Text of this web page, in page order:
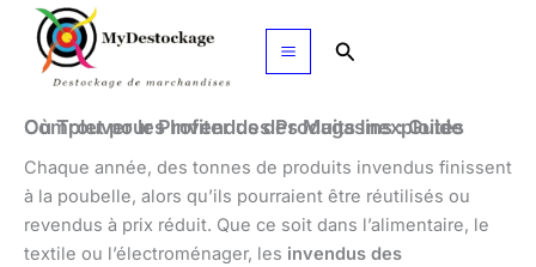
Aller
contenu
Rechercher
Où Trouver les Invendus des Magasins : Guide Complet pour Profiter des Produits Inexploités
Chaque année, des tonnes de produits invendus finissent
à la poubelle, alors qu’ils pourraient être réutilisés ou
revendus à prix réduit. Que ce soit dans l’alimentaire, le
textile ou l’électroménager, les invendus des